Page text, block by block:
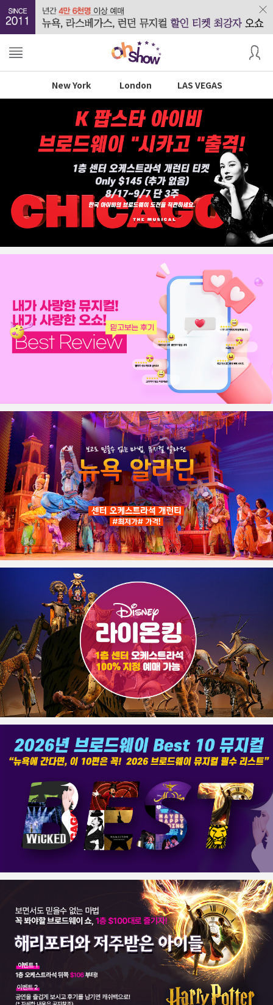
New York London LAS VEGAS